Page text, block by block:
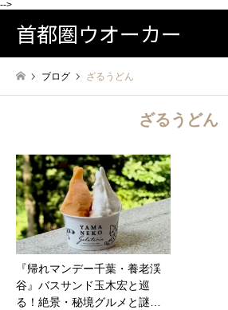
-->
首都圏ウオーカー
ブログ ざるうどん
ざるうどん
『帰れマンデー千葉・養老渓
谷』バスサンド玉木宏と巡
る！絶景・秘境グルメと謎の